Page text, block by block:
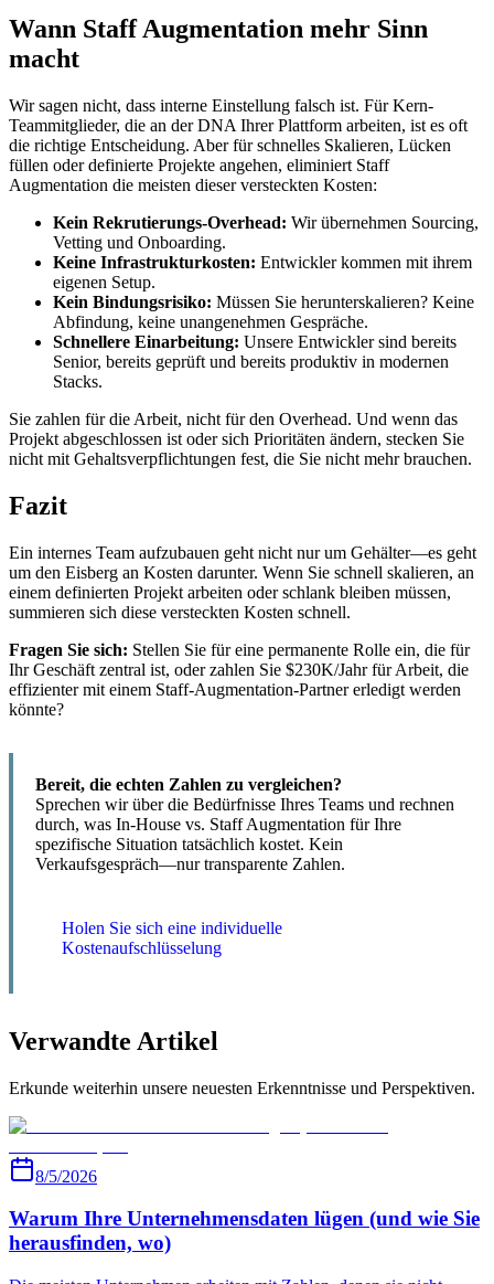
Wann Staff Augmentation mehr Sinn
macht
Wir sagen nicht, dass interne Einstellung falsch ist. Für Kern-
Teammitglieder, die an der DNA Ihrer Plattform arbeiten, ist es oft
die richtige Entscheidung. Aber für schnelles Skalieren, Lücken
füllen oder definierte Projekte angehen, eliminiert Staff
Augmentation die meisten dieser versteckten Kosten:
Kein Rekrutierungs-Overhead: Wir übernehmen Sourcing,
Vetting und Onboarding.
Keine Infrastrukturkosten: Entwickler kommen mit ihrem
eigenen Setup.
Kein Bindungsrisiko: Müssen Sie herunterskalieren? Keine
Abfindung, keine unangenehmen Gespräche.
Schnellere Einarbeitung: Unsere Entwickler sind bereits
Senior, bereits geprüft und bereits produktiv in modernen
Stacks.
Sie zahlen für die Arbeit, nicht für den Overhead. Und wenn das
Projekt abgeschlossen ist oder sich Prioritäten ändern, stecken Sie
nicht mit Gehaltsverpflichtungen fest, die Sie nicht mehr brauchen.
Fazit
Ein internes Team aufzubauen geht nicht nur um Gehälter—es geht
um den Eisberg an Kosten darunter. Wenn Sie schnell skalieren, an
einem definierten Projekt arbeiten oder schlank bleiben müssen,
summieren sich diese versteckten Kosten schnell.
Fragen Sie sich: Stellen Sie für eine permanente Rolle ein, die für
Ihr Geschäft zentral ist, oder zahlen Sie $230K/Jahr für Arbeit, die
effizienter mit einem Staff-Augmentation-Partner erledigt werden
könnte?
Bereit, die echten Zahlen zu vergleichen?
Sprechen wir über die Bedürfnisse Ihres Teams und rechnen
durch, was In-House vs. Staff Augmentation für Ihre
spezifische Situation tatsächlich kostet. Kein
Verkaufsgespräch—nur transparente Zahlen.
Holen Sie sich eine individuelle
Kostenaufschlüsselung
Verwandte Artikel
Erkunde weiterhin unsere neuesten Erkenntnisse und Perspektiven.
8/5/2026
Warum Ihre Unternehmensdaten lügen (und wie Sie
herausfinden, wo)